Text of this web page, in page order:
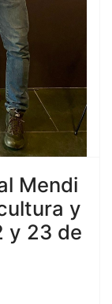
Mendi
y
y 23 de